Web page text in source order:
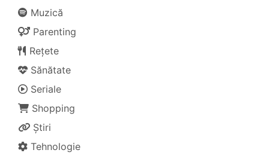
Muzică
Parenting
Rețete
Sănătate
Seriale
Shopping
Știri
Tehnologie